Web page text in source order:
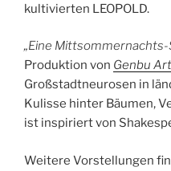
kultivierten LEOPOLD.
„Eine Mittsommernachts-
Produktion von Genbu
Großstadtneurosen in
Kulisse hinter Bäumen,
ist inspiriert von
Weitere Vorstellungen